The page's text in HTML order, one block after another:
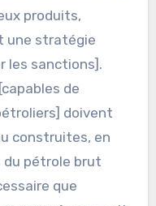
produits,
une stratégie
les sanctions].
de
doivent
construites, en
pétrole brut
que